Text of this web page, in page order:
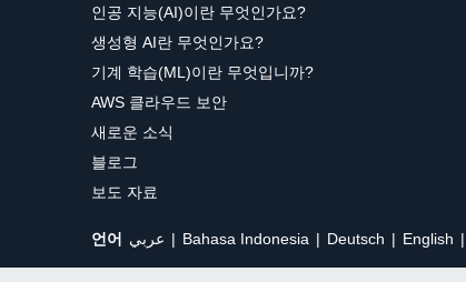
인공 지능(AI)이란 무엇인가요?
생성형 AI란 무엇인가요?
기계 학습(ML)이란 무엇입니까?
AWS 클라우드 보안
새로운 소식
블로그
보도 자료
언어 عربي Bahasa Indonesia Deutsch English